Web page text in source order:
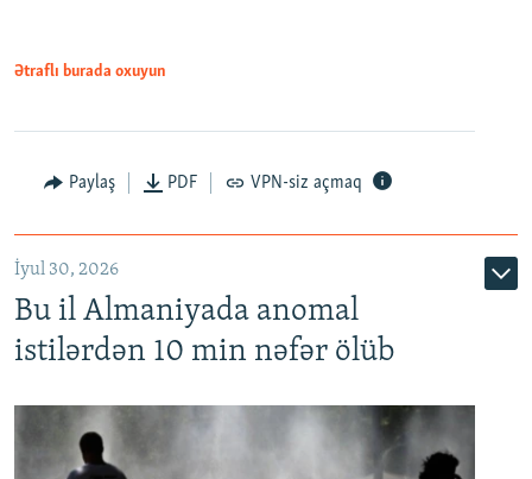
Ətraflı burada oxuyun
Paylaş PDF VPN-siz açmaq
İyul 30, 2026
Bu il Almaniyada anomal
istilərdən 10 min nəfər ölüb